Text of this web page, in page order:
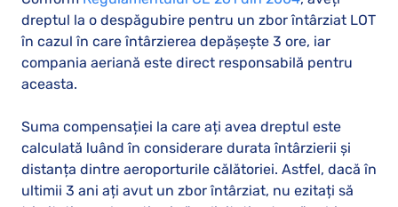
dreptul la o despăgubire pentru un zbor întârziat LOT
în cazul în care întârzierea depășește 3 ore, iar
compania aeriană este direct responsabilă pentru
aceasta.
Suma compensației la care ați avea dreptul este
calculată luând în considerare durata întârzierii și
distanța dintre aeroporturile călătoriei. Astfel, dacă în
ultimii 3 ani ați avut un zbor întârziat, nu ezitați să